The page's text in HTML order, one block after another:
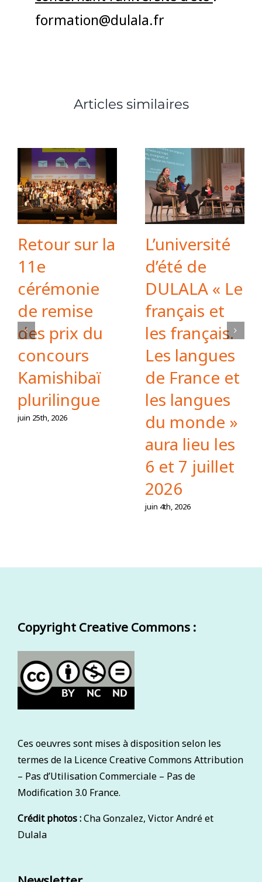
formation@dulala.fr
Articles similaires
Retour sur la
11e
cérémonie
de remise
des prix du
concours
Kamishibaï
plurilingue
juin 25th, 2026
L’université
d’été de
DULALA « Le
français et
les français.
Les langues
de France et
les langues
du monde »
aura lieu les
6 et 7 juillet
2026
juin 4th, 2026
Copyright Creative Commons :
Ces oeuvres sont mises à disposition selon les
termes de la Licence Creative Commons Attribution
– Pas d’Utilisation Commerciale – Pas de
Modification 3.0 France.
Crédit photos :Cha Gonzalez, Victor André et
Dulala